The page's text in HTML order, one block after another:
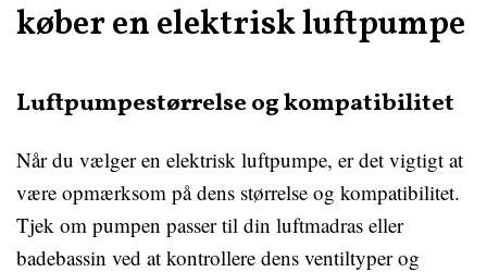
køber en elektrisk luftpumpe
Luftpumpestørrelse og kompatibilitet
Når du vælger en elektrisk luftpumpe, er det vigtigt at
være opmærksom på dens størrelse og kompatibilitet.
Tjek om pumpen passer til din luftmadras eller
badebassin ved at kontrollere dens ventiltyper og